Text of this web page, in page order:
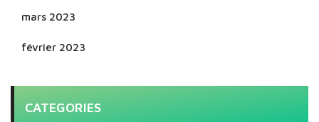
mars 2023
février 2023
CATEGORIES